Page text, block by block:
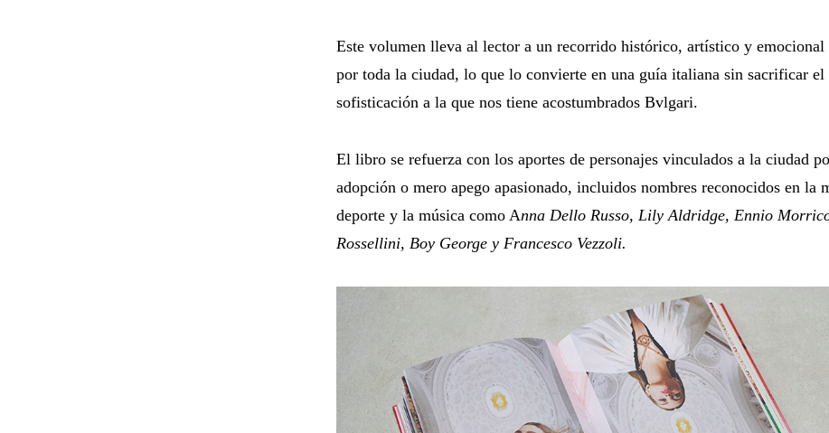
Este volumen lleva al lector a un recorrido histórico, artístico y emocional
por toda la ciudad, lo que lo convierte en una guía italiana sin sacrificar
sofisticación a la que nos tiene acostumbrados Bvlgari.
El libro se refuerza con los aportes de personajes vinculados a la ciudad
adopción o mero apego apasionado, incluidos nombres reconocidos en la
deporte y la música como Anna Dello Russo, Lily Aldridge, Ennio
Rossellini, Boy George y Francesco Vezzoli.